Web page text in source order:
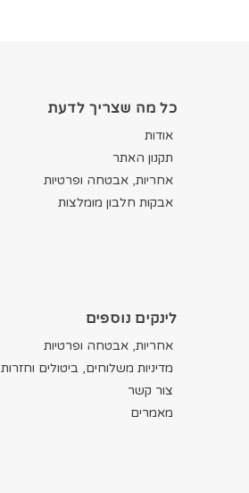
כל מה שצריך לדעת
אודות
תקנון האתר
אחריות, אבטחה ופרטיות
אבקות חלבון מומלצות
לינקים נוספים
אחריות, אבטחה ופרטיות
מדיניות משלוחים, ביטולים וחזרות
צור קשר
מאמרים